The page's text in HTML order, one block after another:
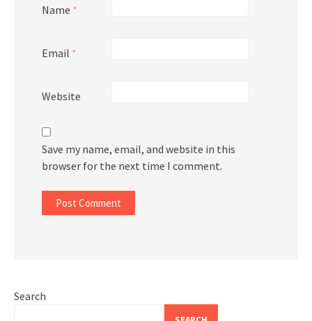
Name *
Email *
Website
Save my name, email, and website in this
browser for the next time I comment.
Search